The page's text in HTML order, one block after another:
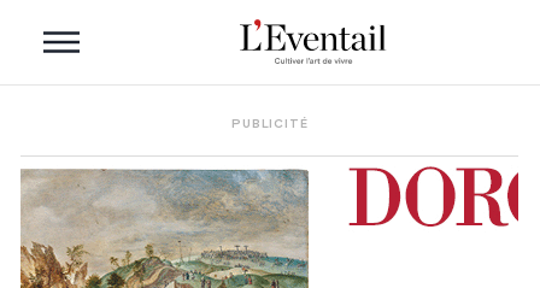
PUBLICITÉ